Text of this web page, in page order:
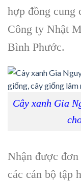
hợp đồng cung
Công ty Nhật
Bình Phước.
Cây xanh Gia
Nhận được
các cán bộ tập